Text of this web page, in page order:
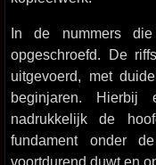
In de nummers
opgeschroefd. De
uitgevoerd, met
beginjaren. Hierbij
nadrukkelijk de
fundament onder
voortdurend duwt en